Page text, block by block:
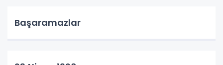
Başaramazlar